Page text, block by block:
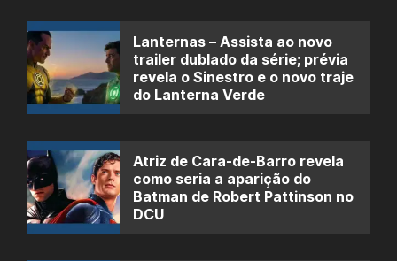
Lanternas – Assista ao novo
trailer dublado da série; prévia
revela o Sinestro e o novo traje
do Lanterna Verde
Atriz de Cara-de-Barro revela
como seria a aparição do
Batman de Robert Pattinson no
DCU